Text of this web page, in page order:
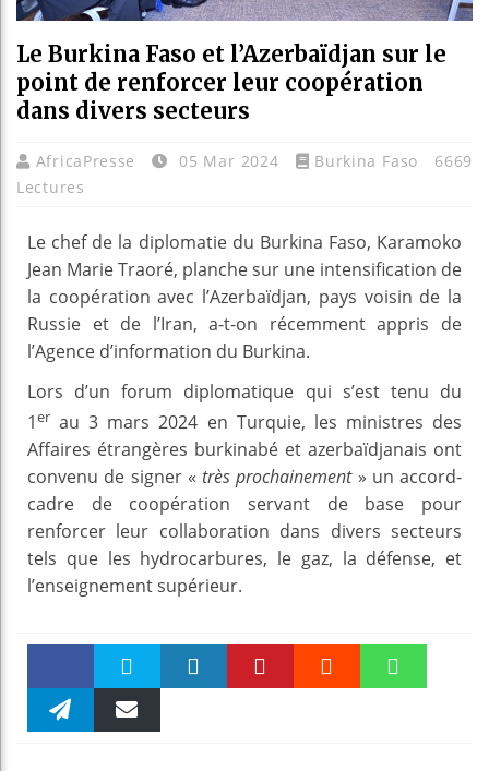
Le Burkina Faso et l’Azerbaïdjan sur le
point de renforcer leur coopération
dans divers secteurs
AfricaPresse 05 Mar 2024 Burkina Faso
6669
Lectures
Le chef de la diplomatie du Burkina Faso, Karamoko
Jean Marie Traoré, planche sur une intensification de
la coopération avec l’Azerbaïdjan, pays voisin de la
Russie et de l’Iran, a-t-on récemment appris de
l’Agence d’information du Burkina.
Lors d’un forum diplomatique qui s’est tenu du
1er au 3 mars 2024 en Turquie, les ministres des
Affaires étrangères burkinabé et azerbaïdjanais ont
convenu de signer « très prochainement» un accord-
cadre de coopération servant de base pour
renforcer leur collaboration dans divers secteurs
tels que les hydrocarbures, le gaz, la défense, et
l’enseignement supérieur.
Faceboo Twitter